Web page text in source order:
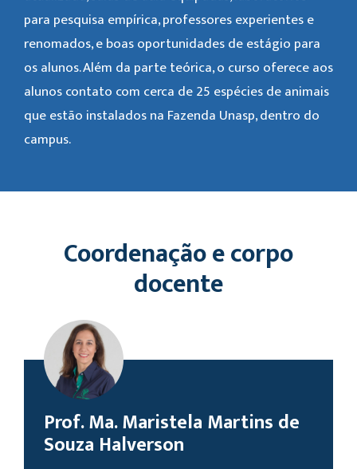
para pesquisa empírica, professores experientes e
renomados, e boas oportunidades de estágio para
os alunos. Além da parte teórica, o curso oferece aos
alunos contato com cerca de 25 espécies de animais
que estão instalados na Fazenda Unasp, dentro do
campus.
Coordenação e corpo
docente
Prof. Ma. Maristela Martins de
Souza Halverson